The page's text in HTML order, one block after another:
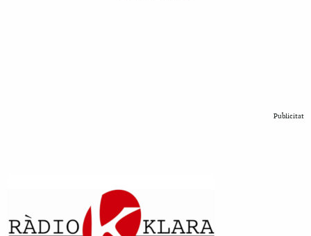
Publicitat